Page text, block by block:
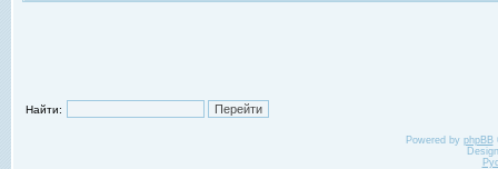
Найти:
Powered by phpBB